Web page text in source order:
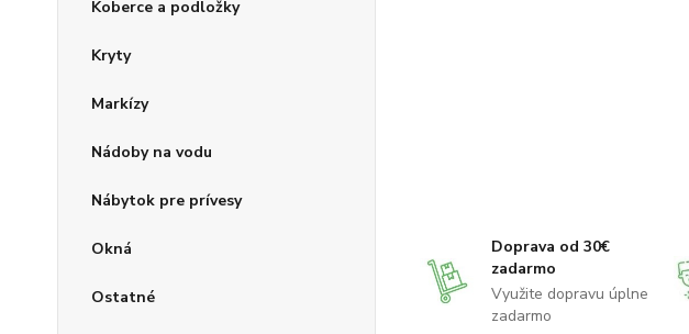
Koberce a podložky
Kryty
Markízy
Nádoby na vodu
Nábytok pre prívesy
Okná
Ostatné
Doprava od 30€
zadarmo
Využite dopravu úplne
zadarmo